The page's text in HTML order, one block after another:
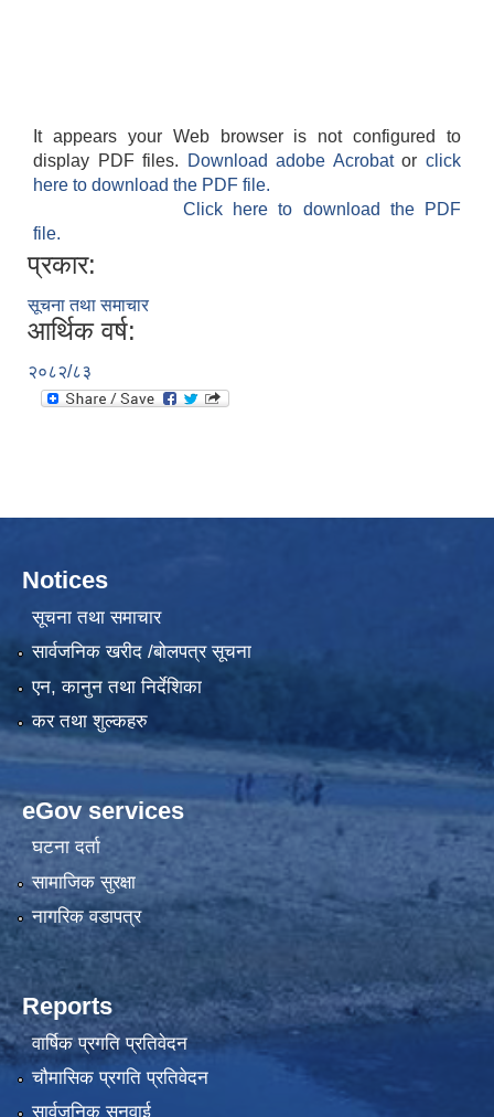
It appears your Web browser is not configured to
display PDF files.
Download adobe Acrobatorclick
here to download the PDF file.
Click here to download the PDF
file.
प्रकार:
सूचना तथा समाचार
आर्थिक वर्ष:
२०८२/८३
Notices
सूचना तथा समाचार
सार्वजनिक खरीद /बोलपत्र सूचना
एन, कानुन तथा निर्देशिका
कर तथा शुल्कहरु
eGov services
घटना दर्ता
सामाजिक सुरक्षा
नागरिक वडापत्र
Reports
वार्षिक प्रगति प्रतिवेदन
चौमासिक प्रगति प्रतिवेदन
सार्वजनिक सुनुवाई